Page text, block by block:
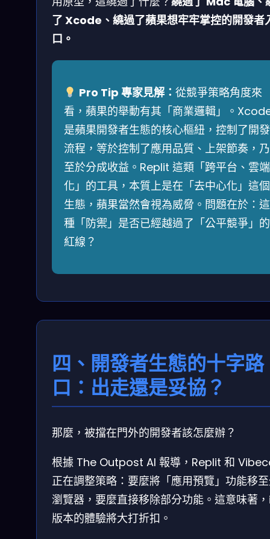
了 Xcode、繞過了蘋果想牢牢掌控的開發者
口。
Pro Tip 專家見解： 從競爭策略角度來
看，蘋果的舉動有其「商業邏輯」。
是蘋果開發者生態的核心樞紐，控制了開發
流程，等於控制了應用品質、上架節奏，乃
至於分成收益。Replit 這類「跨平台、雲端
化」的工具，本質上是在「去中心化」這個
生態，蘋果當然會視為威脅。問題在於：這
種「防禦」是否已經越過了「公平競爭」的
紅線？
四、開發者生態的十字路
口：出走還是妥協？
那麼，被擋在門外的開發者該怎麼辦？
根據 The Outpost AI 報導，Replit 和
正在調整策略：要麼將「應用預覽」功能移
瀏覽器，要麼直接移除部分功能。這意味著
版本的體驗將大打折扣。